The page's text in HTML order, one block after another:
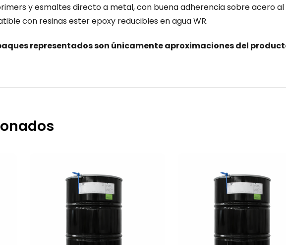
y esmaltes directo a metal, con buena adherencia sobre acero
con resinas ester epoxy reducibles en agua WR.
representados son únicamente aproximaciones del